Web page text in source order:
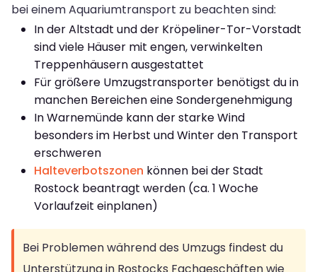
bei einem Aquariumtransport zu beachten sind:
In der Altstadt und der Kröpeliner-Tor-Vorstadt
sind viele Häuser mit engen, verwinkelten
Treppenhäusern ausgestattet
Für größere Umzugstransporter benötigst du in
manchen Bereichen eine Sondergenehmigung
In Warnemünde kann der starke Wind
besonders im Herbst und Winter den Transport
erschweren
Halteverbotszonen können bei der Stadt
Rostock beantragt werden (ca. 1 Woche
Vorlaufzeit einplanen)
Bei Problemen während des Umzugs findest du
Unterstützung in Rostocks Fachgeschäften wie